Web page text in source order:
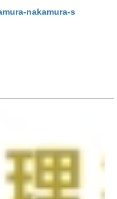
nakamura-s